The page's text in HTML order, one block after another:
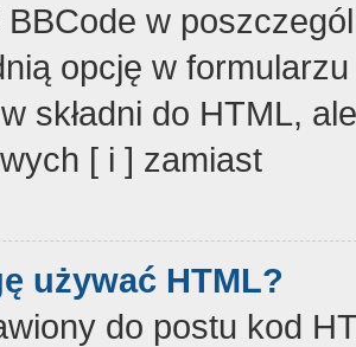
BBCode w
opcję w
składni do HTML,
[ i ] zamiast
używać HTML?
do postu kod